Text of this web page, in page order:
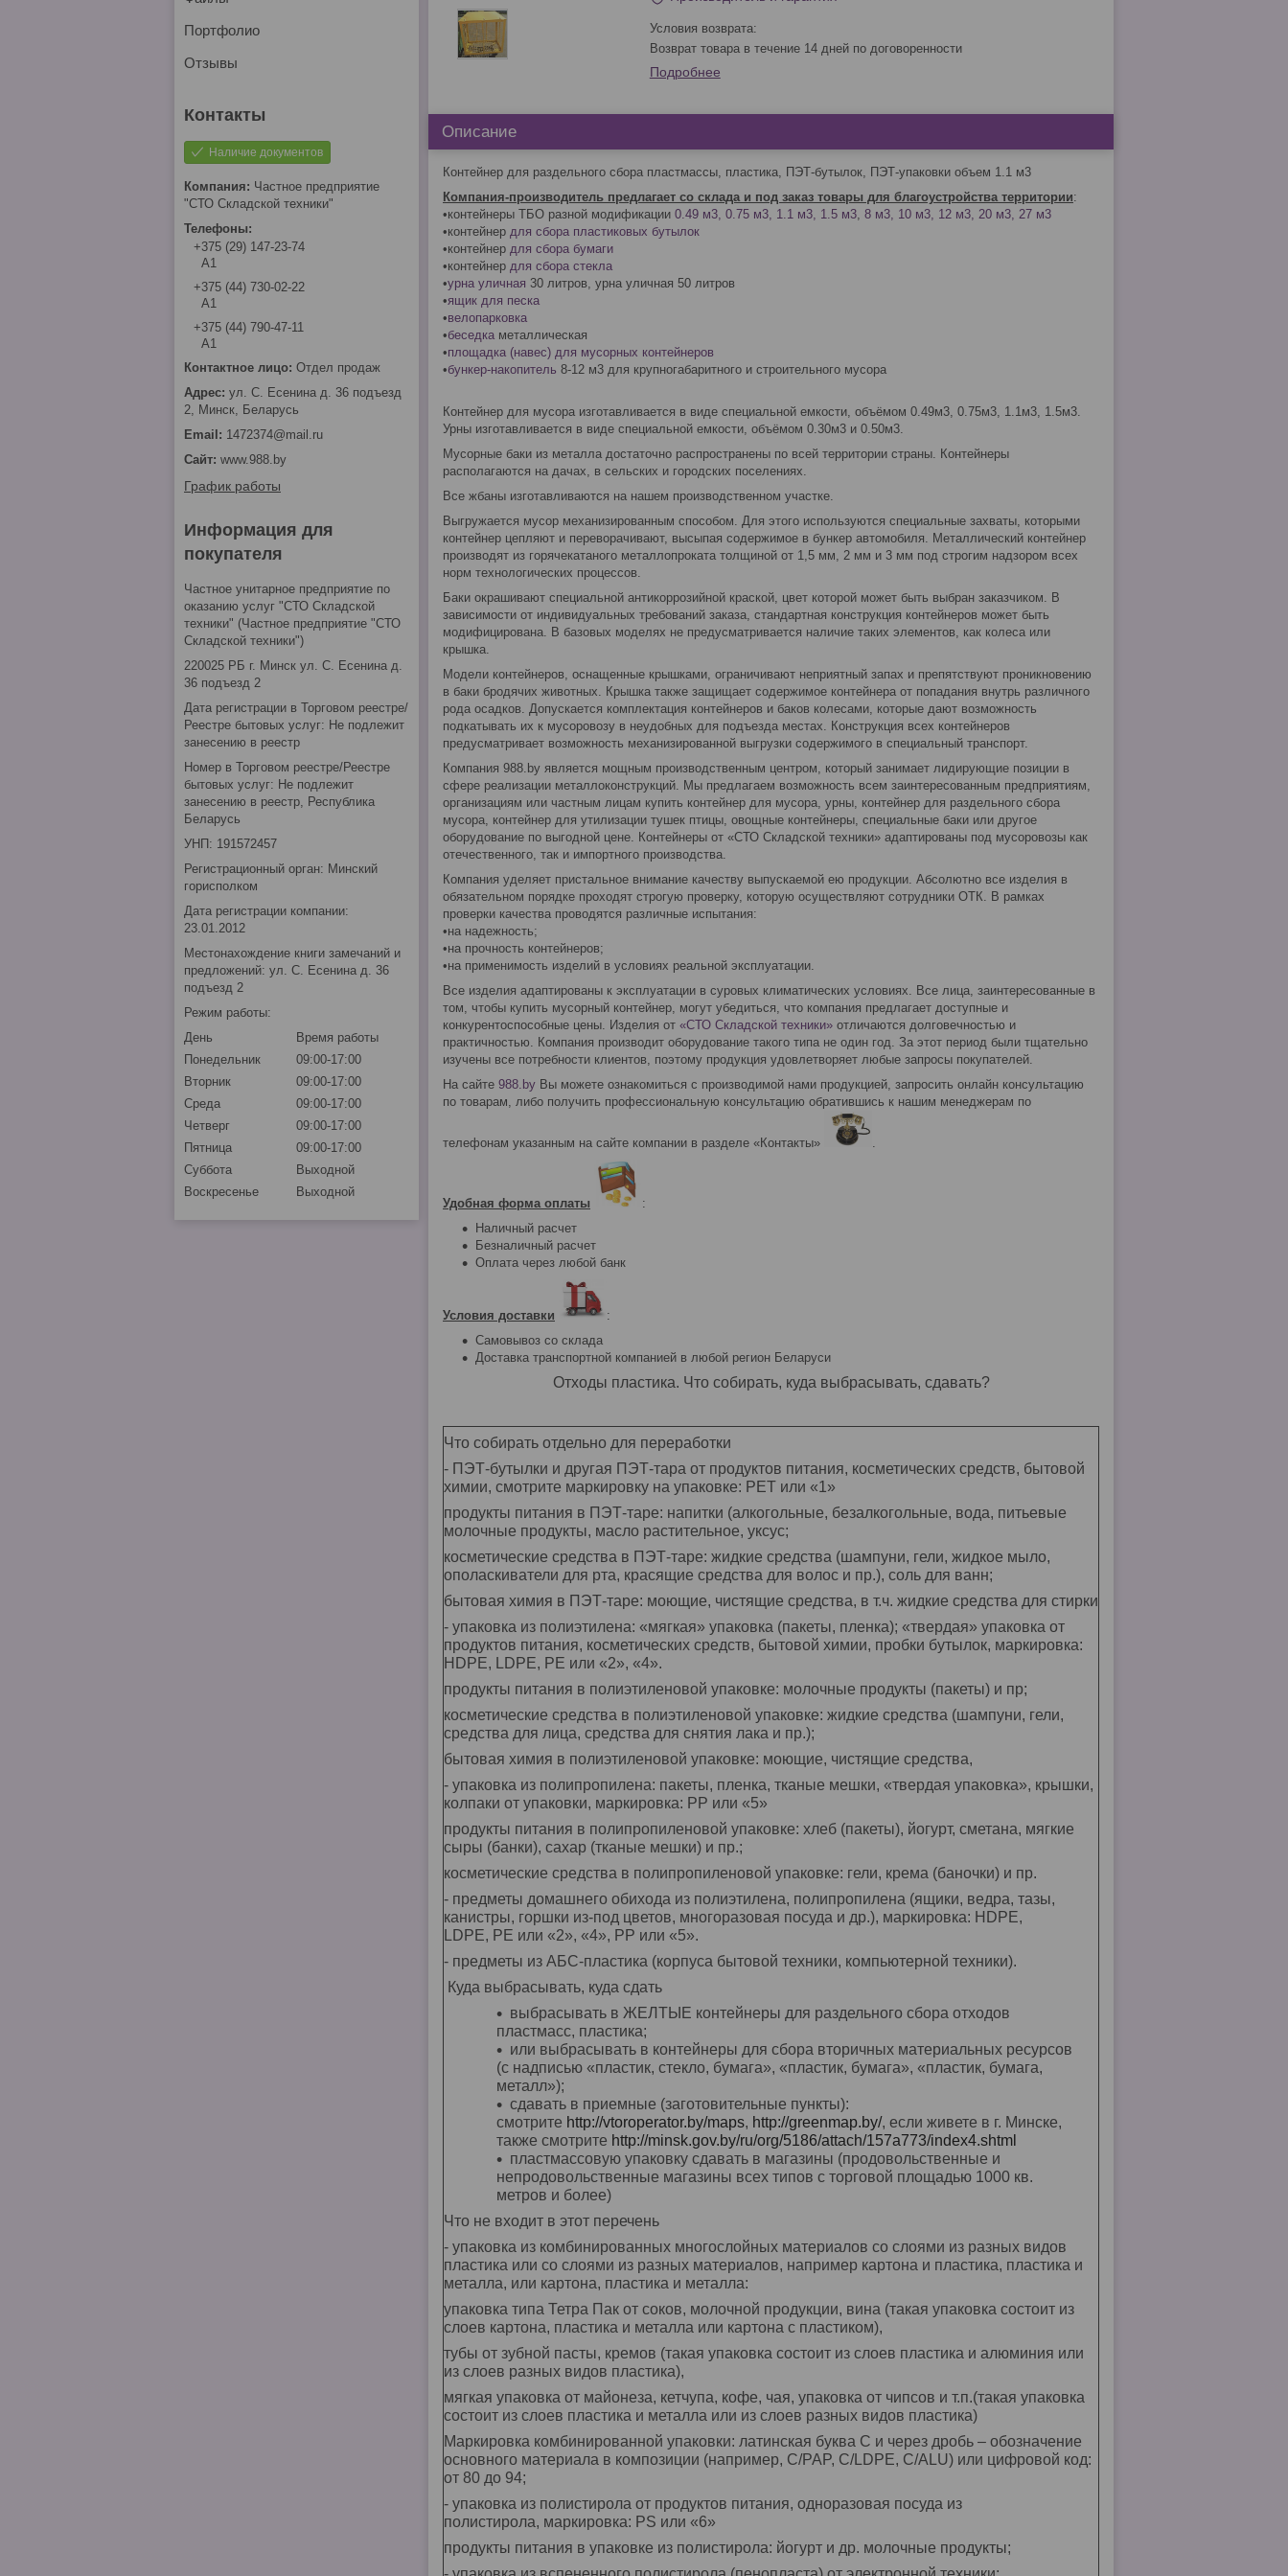
возврат товара в течение 14 дней по договоренности
Подробнее
Описание
Контейнер для раздельного сбора пластмассы, пластика, ПЭТ-бутылок, ПЭТ-упаковки объем 1.1 м3
Компания-производитель предлагает со склада и под заказ товары для благоустройства территории:
•контейнеры ТБО разной модификации 0.49 м3, 0.75 м3, 1.1 м3, 1.5 м3, 8 м3, 10 м3, 12 м3, 20 м3, 27 м3
•контейнер для сбора пластиковых бутылок
•контейнер для сбора бумаги
•контейнер для сбора стекла
•урна уличная 30 литров, урна уличная 50 литров
•ящик для песка
•велопарковка
•беседка металлическая
•площадка (навес) для мусорных контейнеров
•бункер-накопитель 8-12 м3 для крупногабаритного и строительного мусора
Контейнер для мусора изготавливается в виде специальной емкости, объёмом 0.49м3, 0.75м3, 1.1м3, 1.5м3.
Урны изготавливается в виде специальной емкости, объёмом 0.30м3 и 0.50м3.
Мусорные баки из металла достаточно распространены по всей территории страны. Контейнеры
располагаются на дачах, в сельских и городских поселениях.
Все жбаны изготавливаются на нашем производственном участке.
Выгружается мусор механизированным способом. Для этого используются специальные захваты, которыми
контейнер цепляют и переворачивают, высыпая содержимое в бункер автомобиля. Металлический контейнер
производят из горячекатаного металлопроката толщиной от 1,5 мм, 2 мм и 3 мм под строгим надзором всех
норм технологических процессов.
Баки окрашивают специальной антикоррозийной краской, цвет которой может быть выбран заказчиком. В
зависимости от индивидуальных требований заказа, стандартная конструкция контейнеров может быть
модифицирована. В базовых моделях не предусматривается наличие таких элементов, как колеса или
крышка.
Модели контейнеров, оснащенные крышками, ограничивают неприятный запах и препятствуют проникновению
в баки бродячих животных. Крышка также защищает содержимое контейнера от попадания внутрь различного
рода осадков. Допускается комплектация контейнеров и баков колесами, которые дают возможность
подкатывать их к мусоровозу в неудобных для подъезда местах. Конструкция всех контейнеров
предусматривает возможность механизированной выгрузки содержимого в специальный транспорт.
Компания 988.by является мощным производственным центром, который занимает лидирующие позиции в
сфере реализации металлоконструкций. Мы предлагаем возможность всем заинтересованным предприятиям,
организациям или частным лицам купить контейнер для мусора, урны, контейнер для раздельного сбора
мусора, контейнер для утилизации тушек птицы, овощные контейнеры, специальные баки или другое
оборудование по выгодной цене. Контейнеры от «СТО Складской техники» адаптированы под мусоровозы как
отечественного, так и импортного производства.
Компания уделяет пристальное внимание качеству выпускаемой ею продукции. Абсолютно все изделия в
обязательном порядке проходят строгую проверку, которую осуществляют сотрудники ОТК. В рамках
проверки качества проводятся различные испытания:
•на надежность;
•на прочность контейнеров;
•на применимость изделий в условиях реальной эксплуатации.
Все изделия адаптированы к эксплуатации в суровых климатических условиях. Все лица, заинтересованные в
том, чтобы купить мусорный контейнер, могут убедиться, что компания предлагает доступные и
конкурентоспособные цены. Изделия от «СТО Складской техники» отличаются долговечностью и
практичностью. Компания производит оборудование такого типа не один год. За этот период были тщательно
изучены все потребности клиентов, поэтому продукция удовлетворяет любые запросы покупателей.
На сайте 988.by Вы можете ознакомиться с производимой нами продукцией, запросить онлайн консультацию
по товарам, либо получить профессиональную консультацию обратившись к нашим менеджерам по
телефонам указанным на сайте компании в разделе «Контакты» .
Удобная форма оплаты
:
Наличный расчет
Безналичный расчет
Оплата через любой банк
Условия доставки
:
Самовывоз со склада
Доставка транспортной компанией в любой регион Беларуси
Отходы пластика. Что собирать, куда выбрасывать, сдавать?
Что собирать отдельно для переработки
- ПЭТ-бутылки и другая ПЭТ-тара от продуктов питания, косметических средств, бытовой
химии, смотрите маркировку на упаковке: PET или «1»
продукты питания в ПЭТ-таре: напитки (алкогольные, безалкогольные, вода, питьевые
молочные продукты, масло растительное, уксус;
косметические средства в ПЭТ-таре: жидкие средства (шампуни, гели, жидкое мыло,
ополаскиватели для рта, красящие средства для волос и пр.), соль для ванн;
бытовая химия в ПЭТ-таре: моющие, чистящие средства, в т.ч. жидкие средства для стирки
- упаковка из полиэтилена: «мягкая» упаковка (пакеты, пленка); «твердая» упаковка от
продуктов питания, косметических средств, бытовой химии, пробки бутылок, маркировка:
HDPE, LDPE, PE или «2», «4».
продукты питания в полиэтиленовой упаковке: молочные продукты (пакеты) и пр;
косметические средства в полиэтиленовой упаковке: жидкие средства (шампуни, гели,
средства для лица, средства для снятия лака и пр.);
бытовая химия в полиэтиленовой упаковке: моющие, чистящие средства,
- упаковка из полипропилена: пакеты, пленка, тканые мешки, «твердая упаковка», крышки,
колпаки от упаковки, маркировка: PP или «5»
продукты питания в полипропиленовой упаковке: хлеб (пакеты), йогурт, сметана, мягкие
сыры (банки), сахар (тканые мешки) и пр.;
косметические средства в полипропиленовой упаковке: гели, крема (баночки) и пр.
- предметы домашнего обихода из полиэтилена, полипропилена (ящики, ведра, тазы,
канистры, горшки из-под цветов, многоразовая посуда и др.), маркировка: HDPE,
LDPE, PE или «2», «4», PP или «5».
- предметы из АБС-пластика (корпуса бытовой техники, компьютерной техники).
Куда выбрасывать, куда сдать
выбрасывать в ЖЕЛТЫЕ контейнеры для раздельного сбора отходов
пластмасс, пластика;
или выбрасывать в контейнеры для сбора вторичных материальных ресурсов
(с надписью «пластик, стекло, бумага», «пластик, бумага», «пластик, бумага,
металл»);
сдавать в приемные (заготовительные пункты):
смотрите http://vtoroperator.by/maps, http://greenmap.by/, если живете в г. Минске,
также смотрите http://minsk.gov.by/ru/org/5186/attach/157a773/index4.shtml
пластмассовую упаковку сдавать в магазины (продовольственные и
непродовольственные магазины всех типов с торговой площадью 1000 кв.
метров и более)
Что не входит в этот перечень
- упаковка из комбинированных многослойных материалов со слоями из разных видов
пластика или со слоями из разных материалов, например картона и пластика, пластика и
металла, или картона, пластика и металла:
упаковка типа Тетра Пак от соков, молочной продукции, вина (такая упаковка состоит из
слоев картона, пластика и металла или картона с пластиком),
тубы от зубной пасты, кремов (такая упаковка состоит из слоев пластика и алюминия или
из слоев разных видов пластика),
мягкая упаковка от майонеза, кетчупа, кофе, чая, упаковка от чипсов и т.п.(такая упаковка
состоит из слоев пластика и металла или из слоев разных видов пластика)
Маркировка комбинированной упаковки: латинская буква С и через дробь – обозначение
основного материала в композиции (например, С/PAP, C/LDPE, С/ALU) или цифровой код:
от 80 до 94;
- упаковка из полистирола от продуктов питания, одноразовая посуда из
полистирола, маркировка: PS или «6»
продукты питания в упаковке из полистирола: йогурт и др. молочные продукты;
Портфолио
Отзывы
Наличие документов
Частное предприятие
"СТО Складской техники"
+375 (29) 147-23-74
А1
+375 (44) 730-02-22
А1
+375 (44) 790-47-11
А1
Отдел продаж
ул. С. Есенина д. 36 подъезд
2, Минск, Беларусь
1472374@mail.ru
www.988.by
График работы
Информация для
покупателя
Частное унитарное предприятие по
оказанию услуг "СТО Складской
техники" (Частное предприятие "СТО
Складской техники")
220025 РБ г. Минск ул. С. Есенина д.
36 подъезд 2
Дата регистрации в Торговом реестре/
Реестре бытовых услуг: Не подлежит
занесению в реестр
Номер в Торговом реестре/Реестре
бытовых услуг: Не подлежит
занесению в реестр, Республика
Беларусь
УНП: 191572457
Регистрационный орган: Минский
горисполком
Дата регистрации компании:
23.01.2012
Местонахождение книги замечаний и
предложений: ул. С. Есенина д. 36
подъезд 2
Режим работы:
День
Время работы
Понедельник
09:00-17:00
Вторник
09:00-17:00
Среда
09:00-17:00
Четверг
09:00-17:00
Пятница
09:00-17:00
Суббота
Выходной
Воскресенье
Выходной